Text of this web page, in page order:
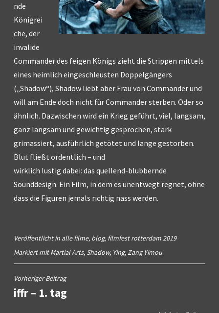
nde
Königrei
che, der
invalide
Commander des feigen Königs zieht die Strippen mittels
eines heimlich eingeschleusten Doppelgängers
(„Shadow“), Shadow liebt aber Frau von Commander und
will am Ende doch nicht für Commander sterben. Oder so
ähnlich. Dazwischen wird ein Krieg geführt, viel, langsam,
ganz langsam und gewichtig gesprochen, stark
grimassiert, ausführlich getötet und lange gestorben.
Blut fließt ordentlich – und
wirklich lustig dabei: das quellend-blubbernde
Sounddesign. Ein Film, in dem es unentwegt regnet, ohne
dass die Figuren jemals richtig nass werden.
Veröffentlicht in alle filme, blog, filmfest rotterdam 2019
Markiert mitMartial Arts, Shadow, Ying, Zang Yimou
Beitragsnavigation
Vorheriger Beitrag
iffr – 1. tag